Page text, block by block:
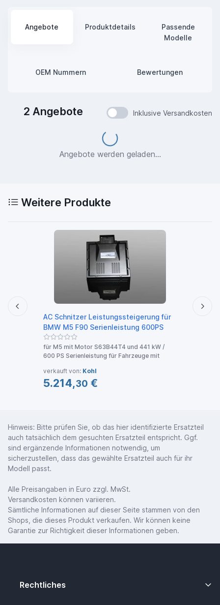
Angebote Produktdetails
Passende
Modelle
OEM Nummern Bewertungen
2 Angebote Inklusive Versandkosten
Loading...
Angebote werden geladen...
Weitere Produkte
AC Schnitzer Leistungssteigerung für
BMW M5 F90 Serienleistung 600PS
für M5 mit Motor S63B44T4 und 441 kW /
600 PS Serienleistung für Fahrzeuge mit
verkauft von: Kohl
5.214,30 €
Hinweis: Bitte prüfen Sie, ob das hier identifizierte Ersatzteil
auch tatsächlich dem gesuchten Ersatzteil entspricht. Ggf.
sind ergänzende Informationen notwendig, um
sicherzustellen, dass das gewählte Ersatzteil auch für ihr
Modell passt.
Alle Preisangaben in Euro zzgl. MwSt.
Versandkosten können variieren.
Sämtliche Informationen auf dieser Seite stammen von den
Shops, die dieses Produkt verkaufen. Wir können keine
Garantie zur Richtigkeit dieser Informationen geben.
Rechtliches